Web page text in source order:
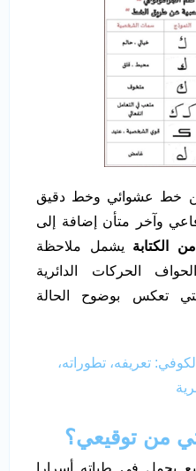
خط عشوائي وخط دقيق
وآخر متأن إضافة إلى
الكتابة يشمل ملاحظة
الحركات الدائرية
تعكس بوضوح الحالة
تعريفه، تطوراته،
من توقيعي؟